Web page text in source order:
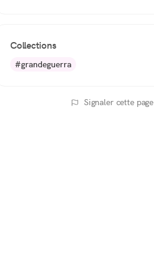
Collections
#grandeguerra
Signaler cette page